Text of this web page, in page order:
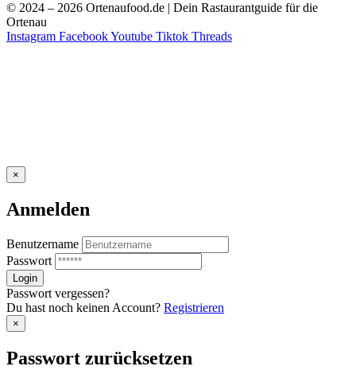
© 2024 – 2026 Ortenaufood.de | Dein Rastaurantguide für die
Ortenau
Instagram FacebookYoutube Tiktok Threads
×
Anmelden
Benutzername
Passwort
Passwort vergessen?
Du hast noch keinen Account? Registrieren
×
Passwort zurücksetzen